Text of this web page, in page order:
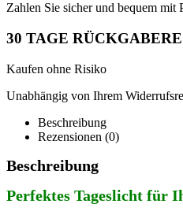
Zahlen Sie sicher und bequem
30 TAGE
Kaufen ohne Risiko
Unabhängig von Ihrem
Beschreibung
Rezensionen (0)
Beschreibung
Perfektes Tageslicht für